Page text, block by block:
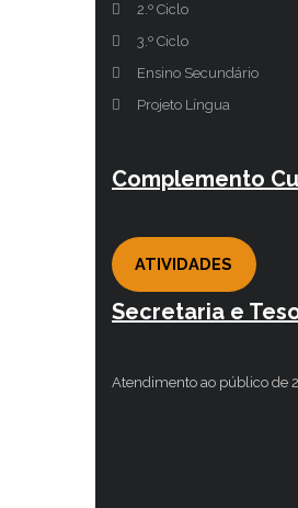
2.º Ciclo
3.º Ciclo
Ensino Secundário
Projeto Língua
Complemento
ATIVIDADES
Secretaria e
Atendimento ao público de